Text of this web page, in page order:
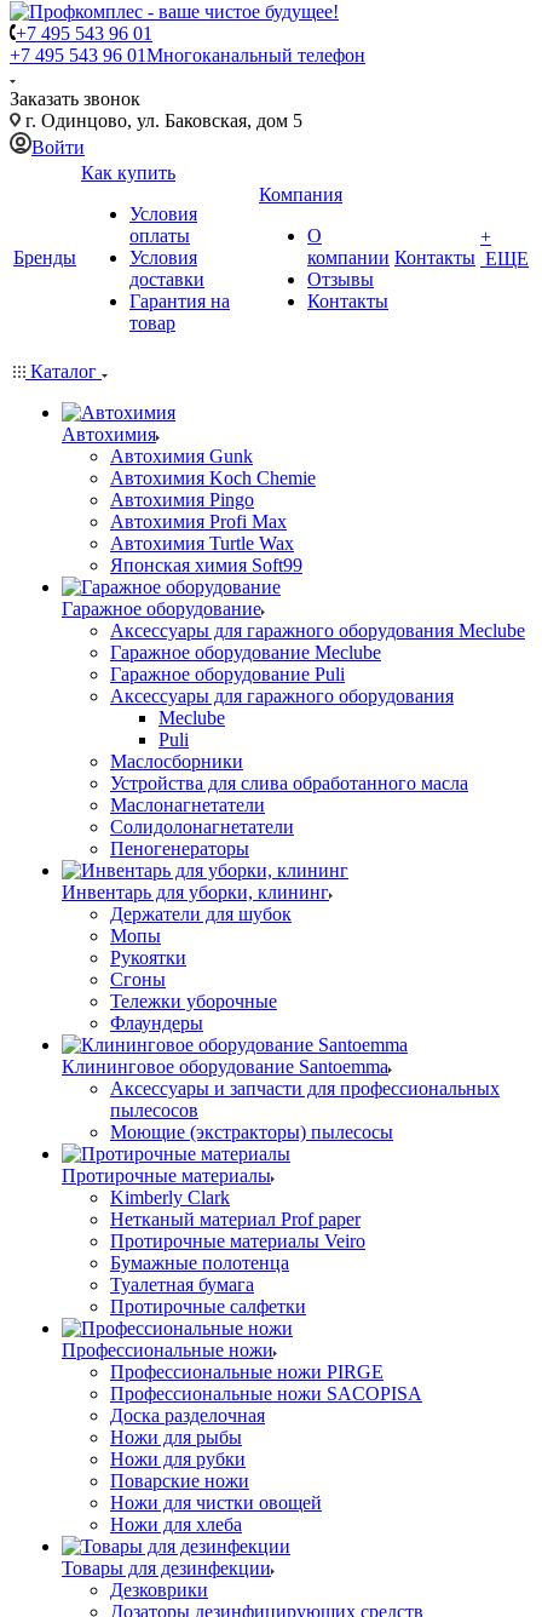
+7 495 543 96 01
+7 495 543 96 01Многоканальный телефон
Заказать звонок
г. Одинцово, ул. Баковская, дом 5
Войти
Бренды
Как купить
Условия
оплаты
Условия
доставки
Гарантия на
товар
Компания
О
компании
Отзывы
Контакты
Контакты
+
ЕЩЕ
Каталог
Автохимия
Автохимия Gunk
Автохимия Koch Chemie
Автохимия Pingo
Автохимия Profi Max
Автохимия Turtle Wax
Японская химия Soft99
Гаражное оборудование
Аксессуары для гаражного оборудования Meclube
Гаражное оборудование Meclube
Гаражное оборудование Puli
Аксессуары для гаражного оборудования
Meclube
Puli
Маслосборники
Устройства для слива обработанного масла
Маслонагнетатели
Солидолонагнетатели
Пеногенераторы
Инвентарь для уборки, клининг
Держатели для шубок
Мопы
Рукоятки
Сгоны
Тележки уборочные
Флаундеры
Клининговое оборудование Santoemma
Аксессуары и запчасти для профессиональных
пылесосов
Моющие (экстракторы) пылесосы
Протирочные материалы
Kimberly Clark
Нетканый материал Prof paper
Протирочные материалы Veiro
Бумажные полотенца
Туалетная бумага
Протирочные салфетки
Профессиональные ножи
Профессиональные ножи PIRGE
Профессиональные ножи SACOPISA
Доска разделочная
Ножи для рыбы
Ножи для рубки
Поварские ножи
Ножи для чистки овощей
Ножи для хлеба
Товары для дезинфекции
Дезковрики
Дозаторы дезинфицирующих средств